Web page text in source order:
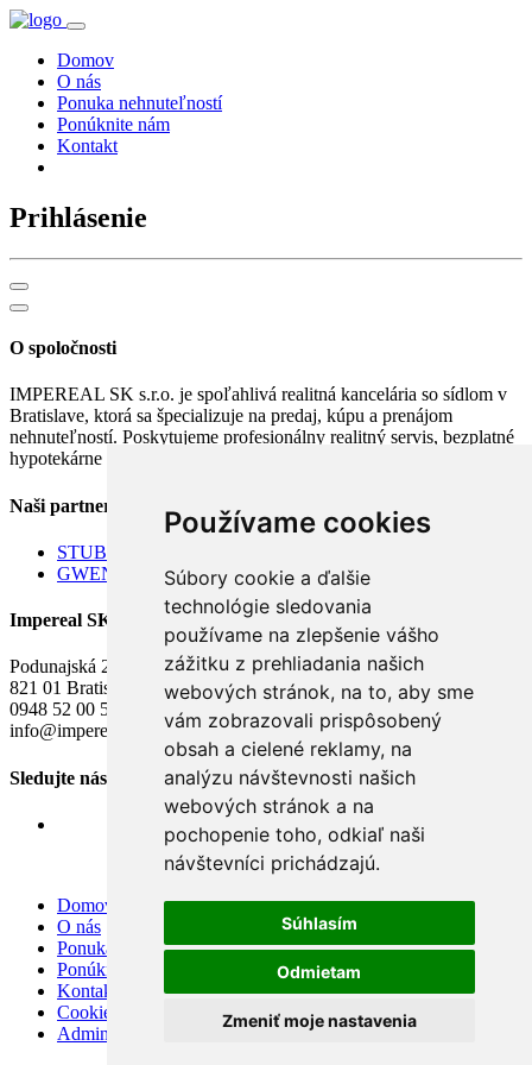
Používame cookies
Súbory cookie a ďalšie
technológie sledovania
používame na zlepšenie vášho
zážitku z prehliadania našich
webových stránok, na to, aby sme
vám zobrazovali prispôsobený
obsah a cielené reklamy, na
analýzu návštevnosti našich
webových stránok a na
pochopenie toho, odkiaľ naši
návštevníci prichádzajú.
Súhlasím
Odmietam
Zmeniť moje nastavenia
Domov
O nás
Ponuka nehnuteľností
Ponúknite nám
Kontakt
Prihlásenie
O spoločnosti
IMPEREAL SK s.r.o. je spoľahlivá realitná kancelária so sídlom v
Bratislave, ktorá sa špecializuje na predaj, kúpu a prenájom
nehnuteľností. Poskytujeme profesionálny realitný servis, bezplatné
hypotekárne poradenstvo a kompletné právne služby.
Naši partneri
STUBAU rekonštrukcie bytov
GWENT Accounting
Impereal SK s. r. o.
Podunajská 23 F
821 01 Bratislava
0948 52 00 52
info@impereal.sk
Sledujte nás
Domov
O nás
Ponuka nehnuteľností
Ponúknite nám
Kontakt
Cookies
Admin